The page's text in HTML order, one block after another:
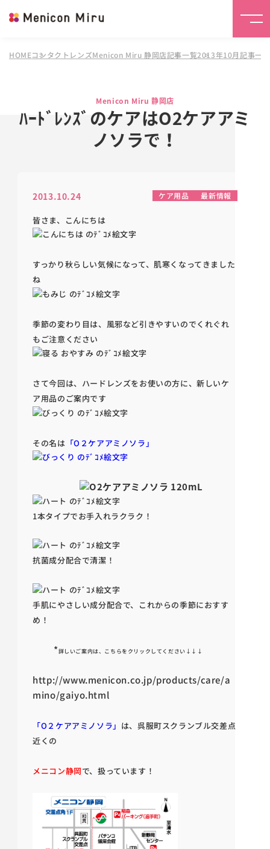
HOMEコンタクトレンズMenicon Miru 静岡店記事一覧2013年10月記事一覧
Menicon Miru 静岡店
ﾊｰﾄﾞﾚﾝｽﾞのケアはO2ケアアミ
ノソラで！
2013.10.24 ケア用品 最新情報
皆さま、こんにちは
すっかり秋らしい気候になって、肌寒くなってきました
ね
季節の変わり目は、風邪など引きやすいのでくれぐれ
もご注意ください
さて今回は、ハードレンズをお使いの方に、新しいケ
ア用品のご案内です
その名は 「O２ケアアミノソラ」
1本タイプでお手入れラクラク！
抗菌成分配合で清潔！
手肌にやさしい成分配合で、これからの季節におすす
め！
*詳しいご案内は、こちらをクリックしてください↓↓↓
http://www.menicon.co.jp/products/care/a
mino/gaiyo.html
「O２ケアアミノソラ」 は、呉服町スクランブル交差点
近くの
メニコン静岡で、扱っています！